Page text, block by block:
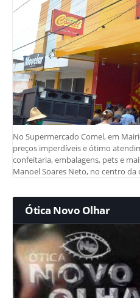
No Supermercado Comel, em
preços imperdíveis e ótimo
confeitaria, embalagens, pets e
Manoel Soares Neto, no centro da
Ótica Novo Olhar